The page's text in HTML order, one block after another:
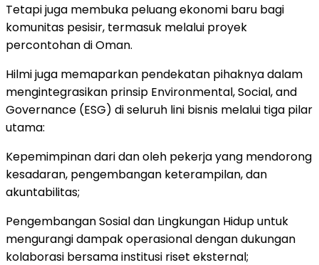
Tetapi juga membuka peluang ekonomi baru bagi
komunitas pesisir, termasuk melalui proyek
percontohan di Oman.
Hilmi juga memaparkan pendekatan pihaknya dalam
mengintegrasikan prinsip Environmental, Social, and
Governance (ESG) di seluruh lini bisnis melalui tiga pilar
utama:
Kepemimpinan dari dan oleh pekerja yang mendorong
kesadaran, pengembangan keterampilan, dan
akuntabilitas;
Pengembangan Sosial dan Lingkungan Hidup untuk
mengurangi dampak operasional dengan dukungan
kolaborasi bersama institusi riset eksternal;